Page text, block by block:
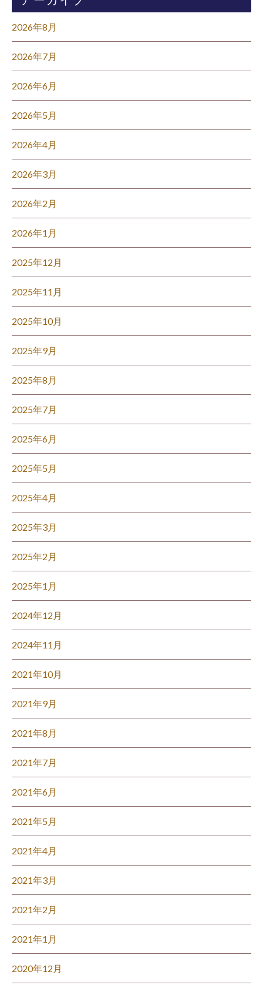
2026年8月
2026年7月
2026年6月
2026年5月
2026年4月
2026年3月
2026年2月
2026年1月
2025年12月
2025年11月
2025年10月
2025年9月
2025年8月
2025年7月
2025年6月
2025年5月
2025年4月
2025年3月
2025年2月
2025年1月
2024年12月
2024年11月
2021年10月
2021年9月
2021年8月
2021年7月
2021年6月
2021年5月
2021年4月
2021年3月
2021年2月
2021年1月
2020年12月